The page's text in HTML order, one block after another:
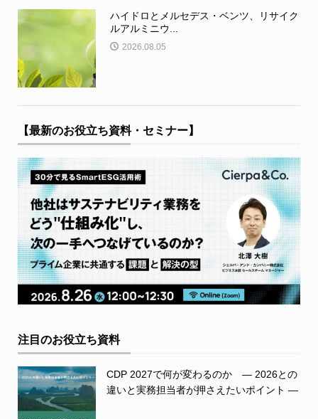
ハイドロとメルセデス・ベンツ、リサイク
ルアルミニウ...
2026.08.05
【最新のお役立ち資料・セミナー】
注目のお役立ち資料
CDP 2027で何が変わるのか ― 2026との
違いと実務担当者が押さえたいポイント ―